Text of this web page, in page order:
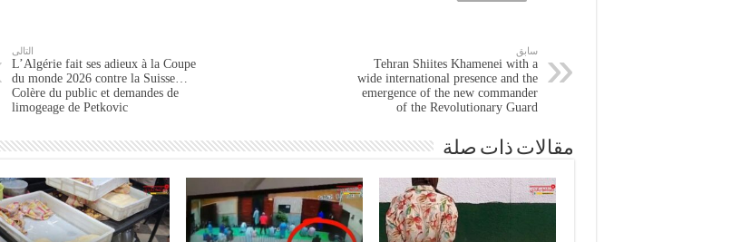
سابق
Tehran Shiites Khamenei with a
wide international presence and the
emergence of the new commander
of the Revolutionary Guard
التالى
L’Algérie fait ses adieux à la Coupe
du monde 2026 contre la Suisse…
Colère du public et demandes de
limogeage de Petkovic
مقالات ذات صلة